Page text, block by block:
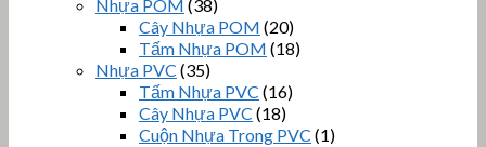
Nhựa POM (38)
Cây Nhựa POM (20)
Tấm Nhựa POM (18)
Nhựa PVC (35)
Tấm Nhựa PVC (16)
Cây Nhựa PVC (18)
Cuộn Nhựa Trong PVC (1)